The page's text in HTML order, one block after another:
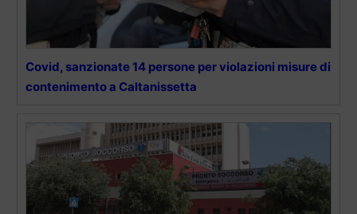
Covid, sanzionate 14 persone per violazioni misure di
contenimento a Caltanissetta